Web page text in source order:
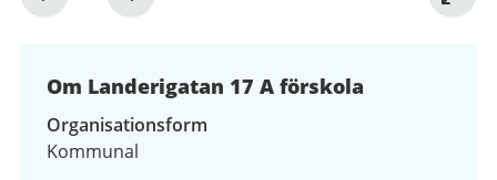
Om Landerigatan 17 A förskola
Organisationsform
Kommunal